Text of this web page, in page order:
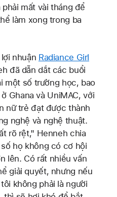
mất vài tháng để
làm xong trong ba
nhuận Radiance Girl
đã dẫn dắt các buổi
một số trường học, bao
Ghana và UniMAC, với
nữ trẻ đạt được thành
nghệ và nghệ thuật.
rõ rệt," Henneh chia
họ không có cơ hội
lên. Có rất nhiều vấn
giải quyết, nhưng nếu
không phải là người